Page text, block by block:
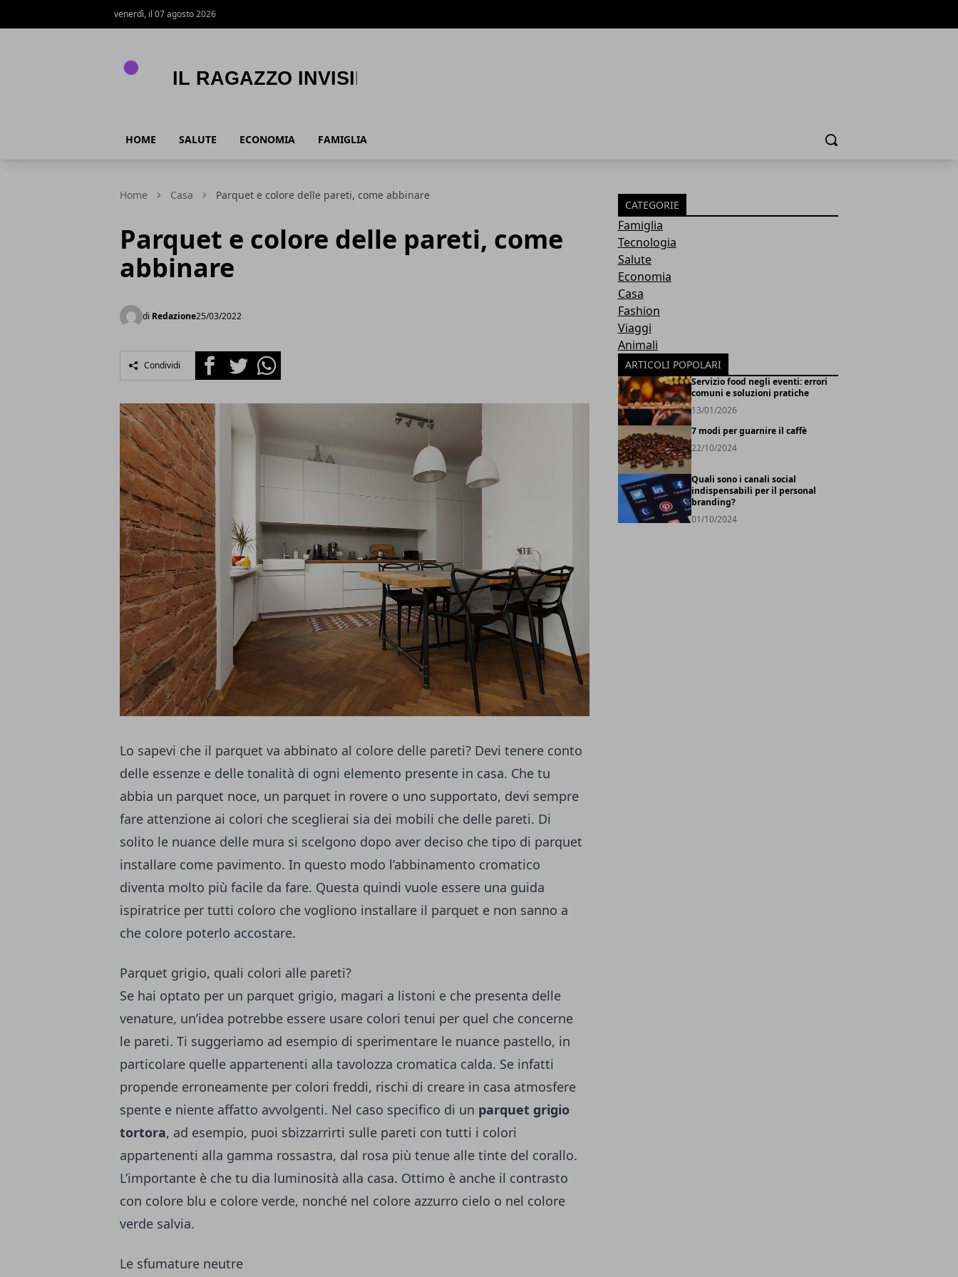
venerdì, il 07 agosto 2026
HOME SALUTE ECONOMIA FAMIGLIA Cerca
Home Casa Parquet e colore delle pareti, come abbinare
Parquet e colore delle pareti, come
abbinare
di Redazione25/03/2022
Condividi FacebookTwitterWhatsapp
Lo sapevi che il parquet va abbinato al colore delle pareti? Devi tenere conto
delle essenze e delle tonalità di ogni elemento presente in casa. Che tu
abbia un parquet noce, un parquet in rovere o uno supportato, devi sempre
fare attenzione ai colori che sceglierai sia dei mobili che delle pareti. Di
solito le nuance delle mura si scelgono dopo aver deciso che tipo di parquet
installare come pavimento. In questo modo l’abbinamento cromatico
diventa molto più facile da fare. Questa quindi vuole essere una guida
ispiratrice per tutti coloro che vogliono installare il parquet e non sanno a
che colore poterlo accostare.
Parquet grigio, quali colori alle pareti?
Se hai optato per un parquet grigio, magari a listoni e che presenta delle
venature, un’idea potrebbe essere usare colori tenui per quel che concerne
le pareti. Ti suggeriamo ad esempio di sperimentare le nuance pastello, in
particolare quelle appartenenti alla tavolozza cromatica calda. Se infatti
propende erroneamente per colori freddi, rischi di creare in casa atmosfere
spente e niente affatto avvolgenti. Nel caso specifico di un parquet grigio
tortora, ad esempio, puoi sbizzarrirti sulle pareti con tutti i colori
appartenenti alla gamma rossastra, dal rosa più tenue alle tinte del corallo.
L’importante è che tu dia luminosità alla casa. Ottimo è anche il contrasto
con colore blu e colore verde, nonché nel colore azzurro cielo o nel colore
verde salvia.
Le sfumature neutre
CATEGORIE
Famiglia
Tecnologia
Salute
Economia
Casa
Fashion
Viaggi
Animali
ARTICOLI POPOLARI
Servizio food negli eventi: errori
comuni e soluzioni pratiche
13/01/2026
7 modi per guarnire il caffè
22/10/2024
Quali sono i canali social
indispensabili per il personal
branding?
01/10/2024